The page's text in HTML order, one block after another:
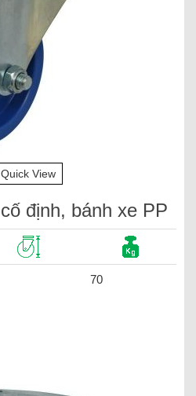
Quick View
định, bánh xe PP
70